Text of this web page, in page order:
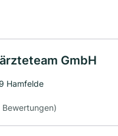
GmbH
Hamfelde
Bewertungen)